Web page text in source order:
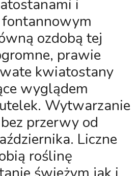
i
ozdobą tej
prawie
kwiatostany
wyglądem
Wytwarzanie
przerwy od
Liczne
roślinę